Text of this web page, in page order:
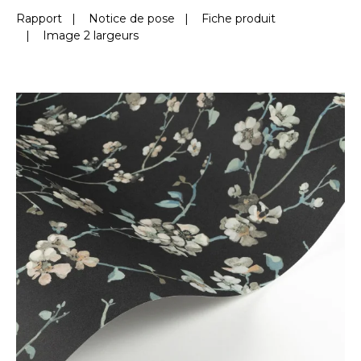
Rapport | Notice de pose |
Fiche produit
| Image 2 largeurs